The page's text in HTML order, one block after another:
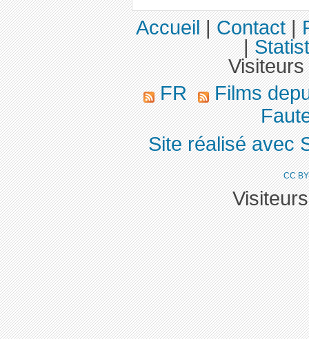
Accueil|Contact|
|
FR
Films
Site réalisé avec
CC